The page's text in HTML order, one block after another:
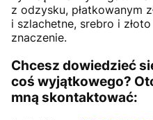
z odzysku, płatkowanym
i szlachetne, srebro i
znaczenie.
Chcesz dowiedzieć
coś wyjątkowego?
mną skontaktować: